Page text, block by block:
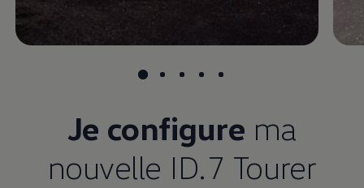
Je configure ma
nouvelle ID.7 Tourer